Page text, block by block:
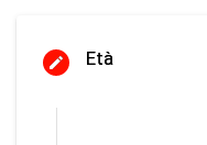
Età